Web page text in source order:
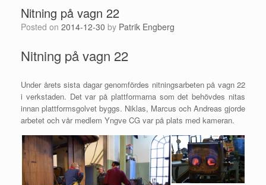
Nitning på vagn 22
Posted on 2014-12-30 by Patrik Engberg
Nitning på vagn 22
Under årets sista dagar genomfördes nitningsarbeten på vagn 22
i verkstaden. Det var på plattformarna som det behövdes nitas
innan plattformsgolvet byggs. Niklas, Marcus och Andreas gjorde
arbetet och vår medlem Yngve CG var på plats med kameran.